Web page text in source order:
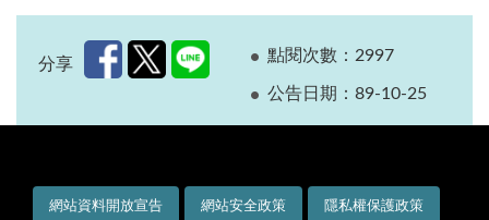
分享 點閱次數：2997
公告日期：89-10-25
網站資料開放宣告 網站安全政策 隱私權保護政策